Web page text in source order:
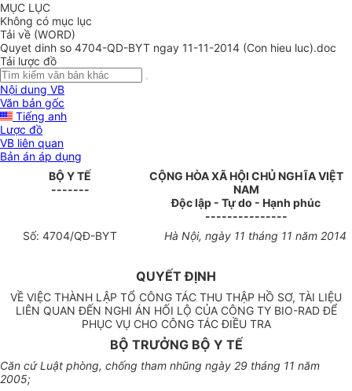
MỤC LỤC
Không có mục lục
Tải về (WORD)
Quyet dinh so 4704-QD-BYT ngay 11-11-2014 (Con hieu luc).doc
Tải lược đồ
Nội dung VB
Văn bản gốc
Tiếng anh
Lược đồ
VB liên quan
Bản án áp dụng
BỘ Y TẾ
-------
CỘNG HÒA XÃ HỘI CHỦ NGHĨA VIỆT
NAM
Độc lập - Tự do - Hạnh phúc
---------------
Số: 4704/QĐ-BYT Hà Nội, ngày 11 tháng 11 năm 2014
QUYẾT ĐỊNH
VỀ VIỆC THÀNH LẬP TỔ CÔNG TÁC THU THẬP HỒ SƠ, TÀI LIỆU
LIÊN QUAN ĐẾN NGHI ÁN HỐI LỘ CỦA CÔNG TY BIO-RAD ĐỂ
PHỤC VỤ CHO CÔNG TÁC ĐIỀU TRA
BỘ TRƯỞNG BỘ Y TẾ
Căn cứ Luật phòng, chống tham nhũng ngày 29 tháng 11 năm
2005;